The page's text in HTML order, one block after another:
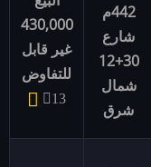
442م
شارع
30+12
شمال
شرق
430,000
غير قابل
للتفاوض
13